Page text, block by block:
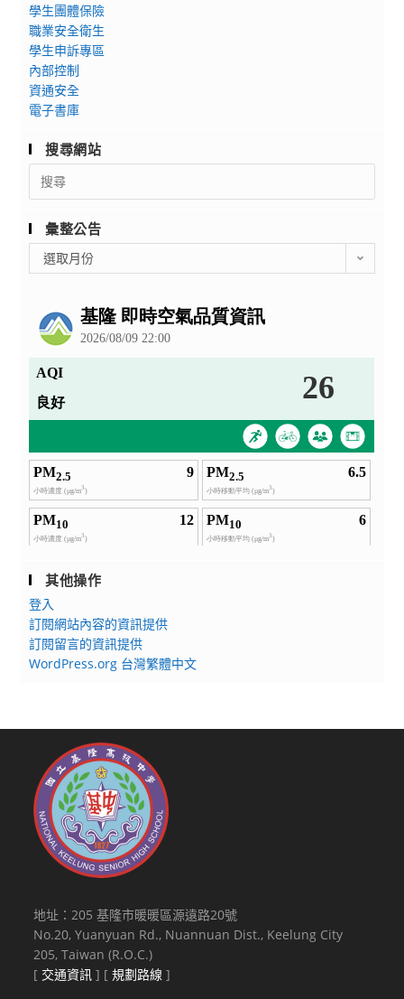
學生團體保險
職業安全衛生
學生申訴專區
內部控制
資通安全
電子書庫
搜尋網站
Search
for:
彙整公告
整
選取月份
其他操作
登入
訂閱網站內容的資訊提供
訂閱留言的資訊提供
WordPress.org 台灣繁體中文
地址：205 基隆市暖暖區源遠路20號
No.20, Yuanyuan Rd., Nuannuan Dist., Keelung City
205, Taiwan (R.O.C.)
[ 交通資訊 ] [規劃路線 ]